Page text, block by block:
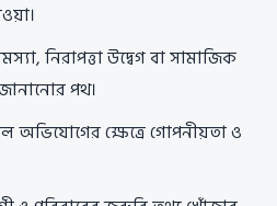
নিরাপত্তা উদ্বেগ বা সামাজিক
পথ।
অভিযোগের ক্ষেত্রে গোপনীয়তা ও